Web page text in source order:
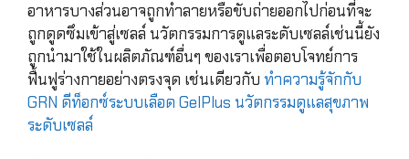
อาหารบางส่วนอาจถูกทำลายหรือขับถ่ายออกไปก่อนที่จะ
ถูกดูดซึมเข้าสู่เซลล์ นวัตกรรมการดูแลระดับเซลล์เช่นนี้ยัง
ถูกนำมาใช้ในผลิตภัณฑ์อื่นๆ ของเราเพื่อตอบโจทย์การ
ฟื้นฟูร่างกายอย่างตรงจุด เช่นเดียวกับ ทำความรู้จักกับ
GRN ดีท็อกซ์ระบบเลือด GelPlus นวัตกรรมดูแลสุขภาพ
ระดับเซลล์